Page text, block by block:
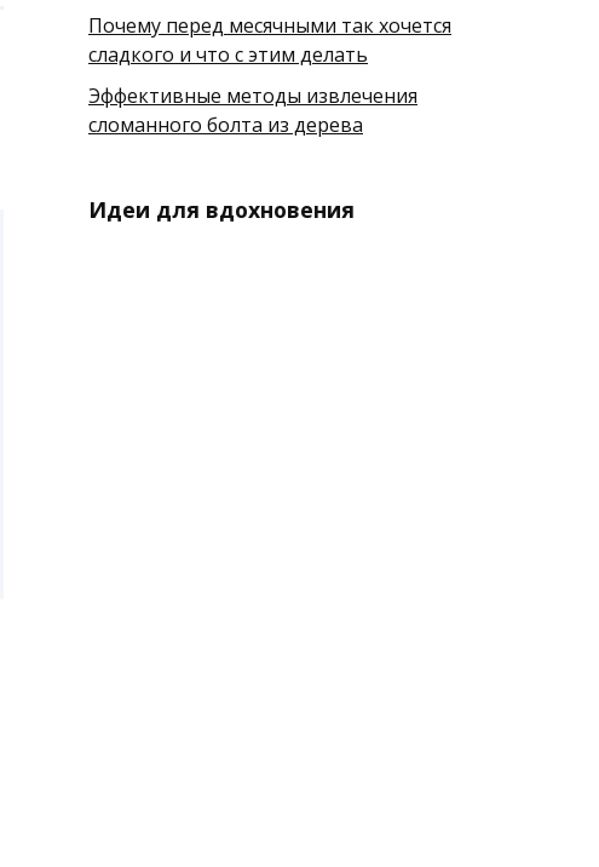
Почему перед месячными так хочется
сладкого и что с этим делать
Эффективные методы извлечения
сломанного болта из дерева
Идеи для вдохновения